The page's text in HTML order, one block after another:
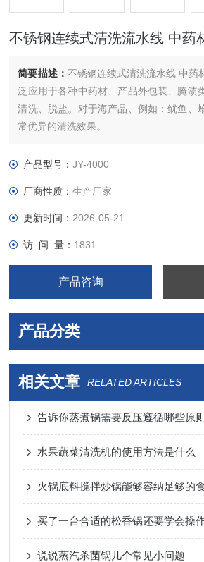
不锈钢连续式清洗流水线 中药
简要描述： 不锈钢连续式清洗流水线 中药
泛应用于各种中药材、产品外包装、腌渍
清洗、脱盐。对于海产品、例如：鱿鱼、
常优异的清洗效果。
产品型号：JY-4000
厂商性质：生产厂家
更新时间： 2026-05-21
访 问 量： 1831
产品咨询
产品分类
相关文章 RELATED ARTICLES
告诉你蒸煮锅需要反压遵循哪些原
水果蔬菜清洗机的使用方法是什么
买了一台合适的松香锅还要学会操
说说蒸汽杀菌锅几个常见小问题